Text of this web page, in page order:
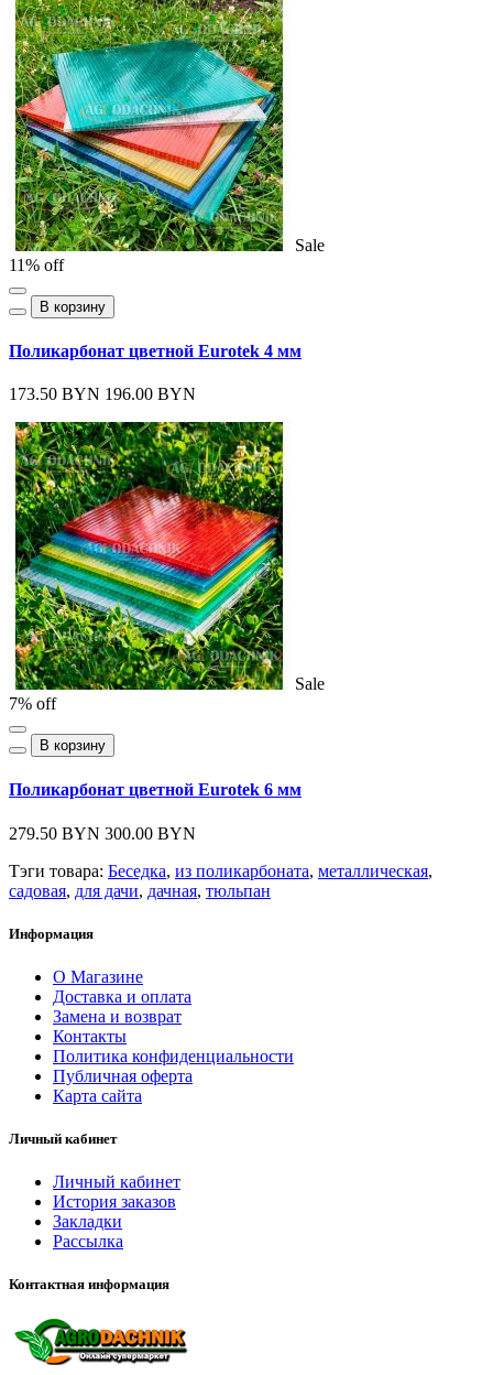
Sale
11% off
В корзину
Поликарбонат цветной Eurotek 4 мм
173.50 BYN 196.00 BYN
Sale
7% off
В корзину
Поликарбонат цветной Eurotek 6 мм
279.50 BYN 300.00 BYN
Тэги товара: Беседка, из поликарбоната, металлическая,
садовая, для дачи, дачная, тюльпан
Информация
О Магазине
Доставка и оплата
Замена и возврат
Контакты
Политика конфиденциальности
Публичная оферта
Карта сайта
Личный кабинет
Личный кабинет
История заказов
Закладки
Рассылка
Контактная информация